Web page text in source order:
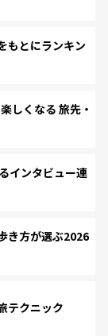
もとにランキン
しくなる 旅先・
インタビュー連
き方が選ぶ2026
テクニック